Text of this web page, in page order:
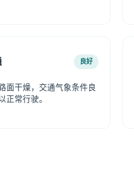
良好
面干燥，交通气象条件良
正常行驶。